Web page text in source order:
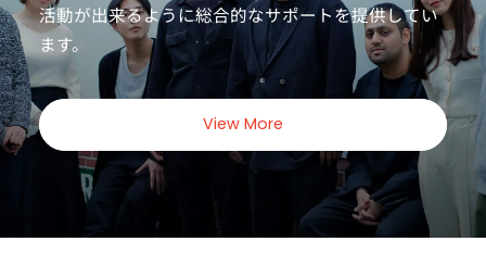
活動が出来るように総合的なサポートを提供してい
ます。
View More